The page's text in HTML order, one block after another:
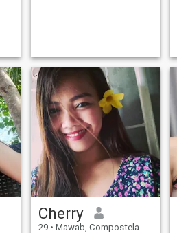
Cherry
29 • Mawab, Compostela Valley, Filippinene